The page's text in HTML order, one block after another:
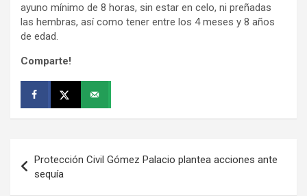
ayuno mínimo de 8 horas, sin estar en celo, ni preñadas
las hembras, así como tener entre los 4 meses y 8 años
de edad.
Comparte!
de
Protección Civil Gómez Palacio plantea acciones ante
sequía